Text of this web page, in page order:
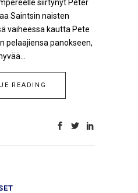
siirtynyt Peter
Saintsin naisten
vaiheessa kautta Pete
pelaajiensa panokseen,
READING